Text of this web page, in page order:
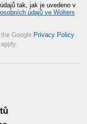
tak, jak je uvedeno v
údajů ve Wolters
Google Privacy Policy
apply.